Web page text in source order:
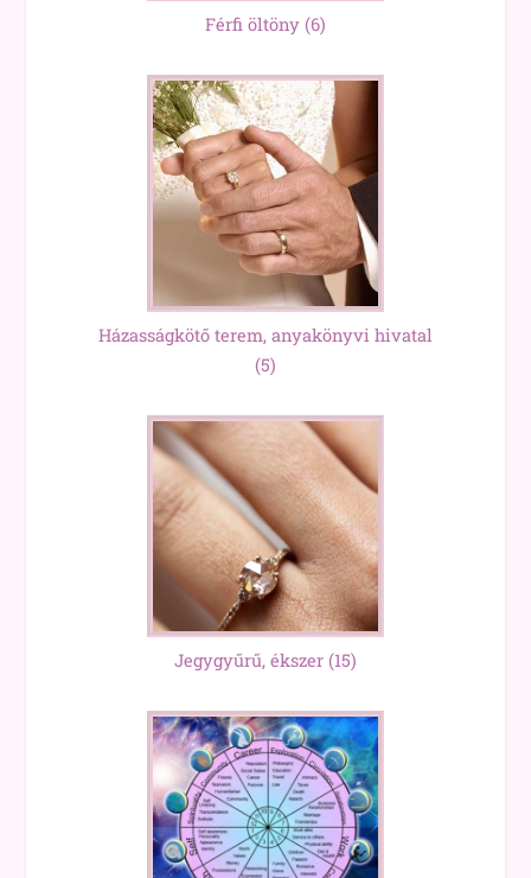
Férfi öltöny (6)
Házasságkötő terem, anyakönyvi hivatal
(5)
Jegygyűrű, ékszer (15)